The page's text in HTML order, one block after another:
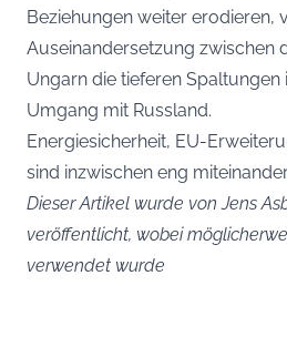
Beziehungen weiter erodieren,
Auseinandersetzung zwischen
Ungarn die tieferen Spaltungen
Umgang mit Russland.
Energiesicherheit, EU-
sind inzwischen eng
Dieser Artikel wurde von Jens
veröffentlicht, wobei
verwendet wurde